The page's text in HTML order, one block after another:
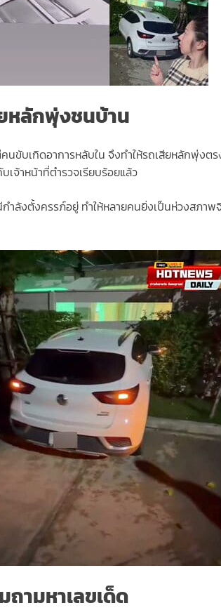
หลักพุ่งชนบ้าน
บเกิดอาการหลับใน จึงทำให้รถเสียหลักพุ่งตร
จ้าหน้าที่ตำรวจเรียบร้อยแล้ว
ลังตั้งครรภ์อยู่ ทำให้หลายคนยิ่งเป็นห่วงสภาพ
ามหาเลขเด็ด